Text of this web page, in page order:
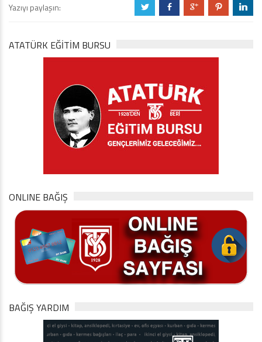
Yazıyı paylaşın: a b c d j
ATATÜRK EĞITIM BURSU
ONLINE BAĞIŞ
BAĞIŞ YARDIM